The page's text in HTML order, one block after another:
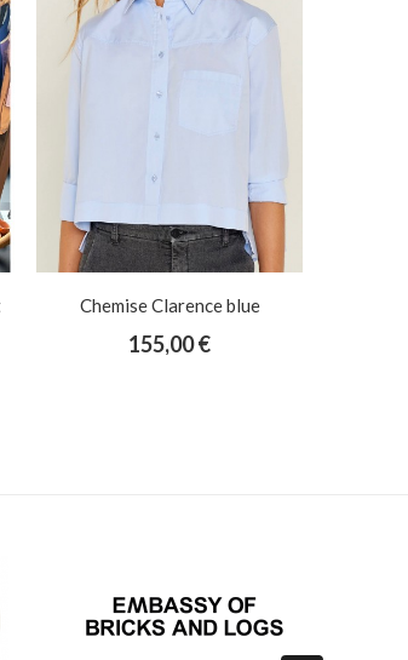
Jean Lourdes medium blue
155,00 €